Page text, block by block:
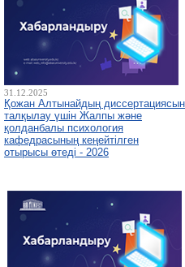
31.12.2025
Қожан Алтынайдың диссертациясын
талқылау үшін Жалпы және
қолданбалы психология
кафедрасының кеңейтілген
отырысы өтеді - 2026